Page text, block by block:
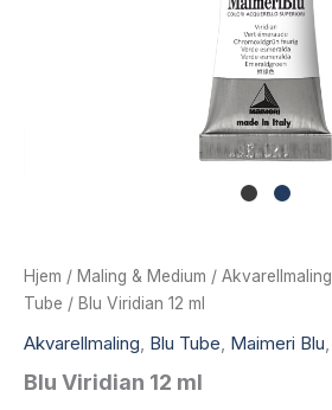
Hjem / Maling & Medium / Akvarellmaling
Tube / Blu Viridian 12 ml
Akvarellmaling, Blu Tube, Maimeri Blu,
Blu Viridian 12 ml